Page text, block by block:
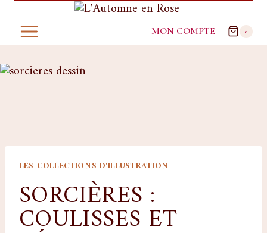
MON COMPTE 0
LES COLLECTIONS D'ILLUSTRATION
SORCIÈRES :
COULISSES ET